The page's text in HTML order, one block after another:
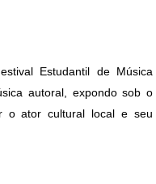
Estudantil de Música
autoral, expondo sob o
o ator cultural local e seu